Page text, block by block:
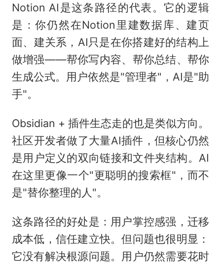
Notion AI是这条路径的代表。它的逻辑
是：你仍然在Notion里建数据库、建页
面、建关系，AI只是在你搭建好的结构上
做增强——帮你写内容、帮你总结、帮你
生成公式。用户依然是"管理者"，AI是"助
手"。
Obsidian + 插件生态走的也是类似方向。
社区开发者做了大量AI插件，但核心仍然
是用户定义的双向链接和文件夹结构。AI
在这里更像一个"更聪明的搜索框"，而不
是"替你整理的人"。
这条路径的好处是：用户掌控感强，迁移
成本低，信任建立快。但问题也很明显：
它没有解决根源问题。用户仍然需要花时